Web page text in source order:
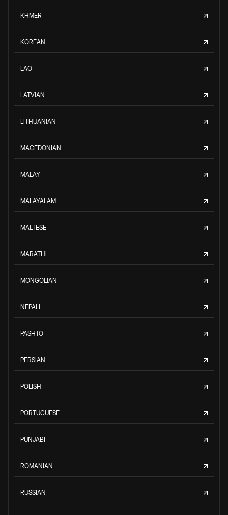
KHMER
KOREAN
LAO
LATVIAN
LITHUANIAN
MACEDONIAN
MALAY
MALAYALAM
MALTESE
MARATHI
MONGOLIAN
NEPALI
PASHTO
PERSIAN
POLISH
PORTUGUESE
PUNJABI
ROMANIAN
RUSSIAN